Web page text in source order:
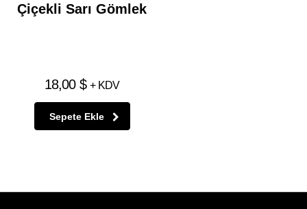
Çiçekli Sarı Gömlek
18,00 $ + KDV
Sepete Ekle